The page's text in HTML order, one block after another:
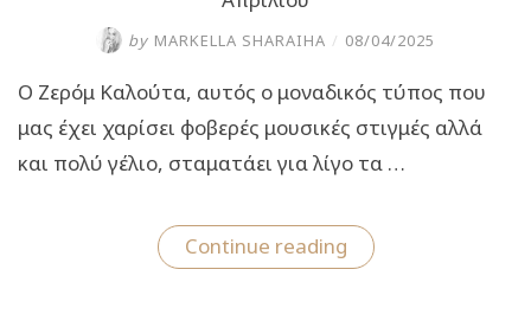
by MARKELLA SHARAIHA / 08/04/2025
Ο Ζερόμ Καλούτα, αυτός ο μοναδικός τύπος που
μας έχει χαρίσει φοβερές μουσικές στιγμές αλλά
και πολύ γέλιο, σταματάει για λίγο τα …
Continue reading“Ο
Ζερόμ